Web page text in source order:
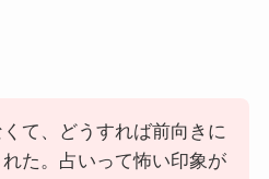
て、どうすれば前向きに
た。占いって怖い印象が